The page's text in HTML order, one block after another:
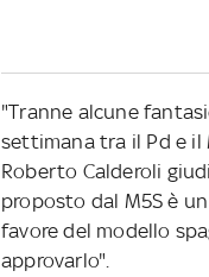
"Tranne alcune
settimana tra il Pd e il
Roberto Calderoli
proposto dal M5S è
favore del modello
approvarlo".